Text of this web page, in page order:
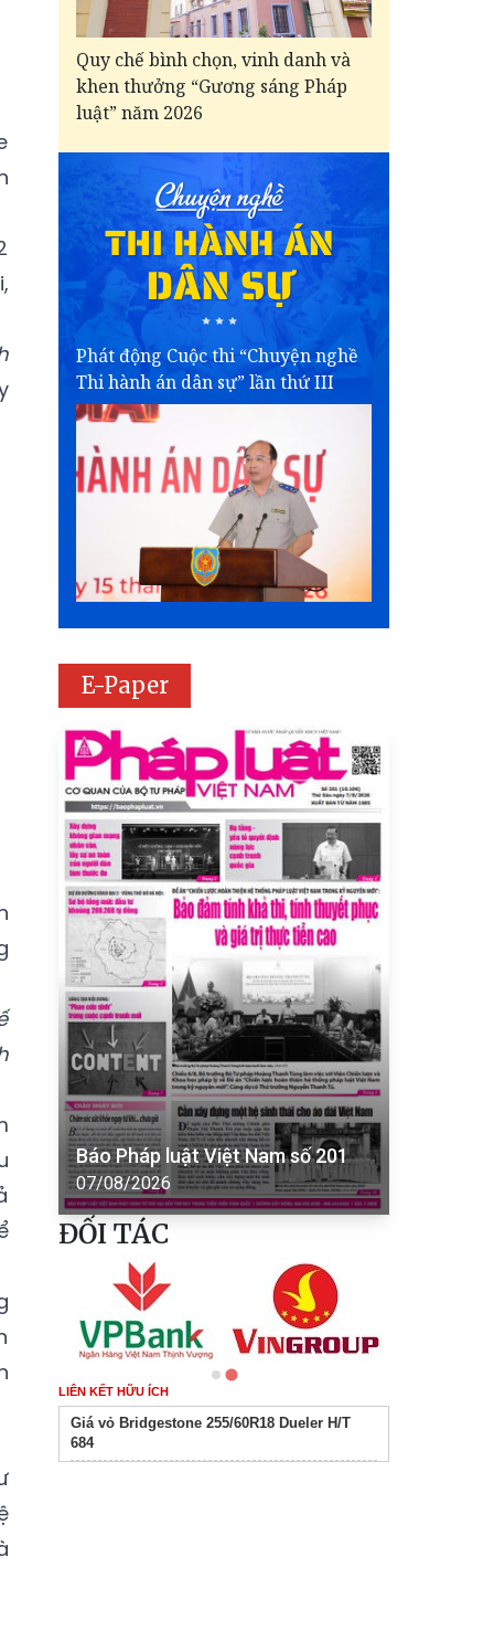
Quy chế bình chọn, vinh danh và
khen thưởng “Gương sáng Pháp
luật” năm 2026
Phát động Cuộc thi “Chuyện nghề
Thi hành án dân sự” lần thứ III
E-Paper
Báo Pháp luật Việt Nam số 201
07/08/2026
ĐỐI TÁC
LIÊN KẾT HỮU ÍCH
Giá vỏ Bridgestone 255/60R18 Dueler H/T
684